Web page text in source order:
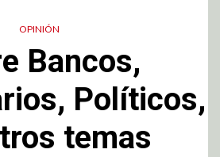
OPINIÓN
Bancos,
Políticos,
temas